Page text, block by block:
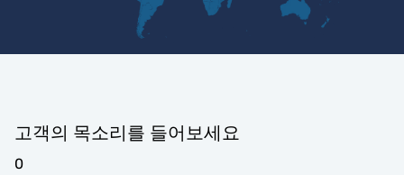
고객의 목소리를 들어보세요
0